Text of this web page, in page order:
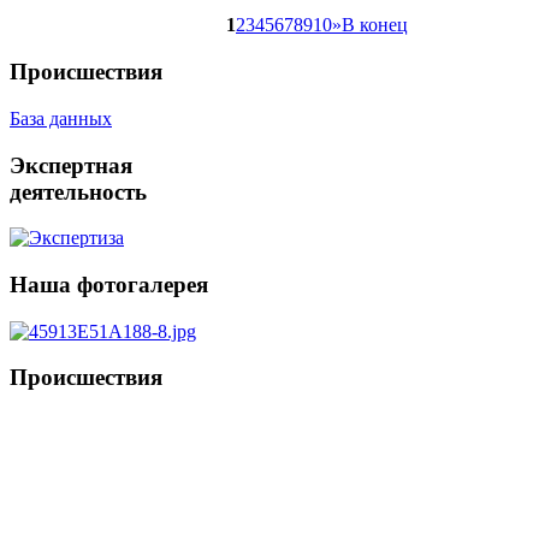
12345678910»В конец
Происшествия
База данных
Экспертная
деятельность
Наша фотогалерея
Происшествия